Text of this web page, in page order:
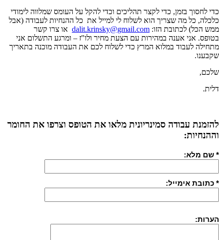
כדי לחסוך בזמן, כדי לקצר תהליכים וכדי להקל על העומס שמלווה לימודי
כלכלה, כל מה שצריך הוא לשלוח לי למייל את כל ההנחיות לעבודה (אבל
ממש הכל) לכתובת הזו: dalit.krinsky@gmail.com או צרו קשר
בטופס. אני אענה במהירות עם הצעת מחיר ולו"ז – ומרגע התשלום אני
מתחילה לעבוד במלוא המרץ כדי לשלוח לכם את העבודה מוכנה בתאריך
שקבענו.
שלכם,
דלית.
להזמנת עבודה סמינריונית מלאו את הטופס וצרפו את החומר
וההנחיות:
* שם מלא:
* כתובת אימייל:
הערות: